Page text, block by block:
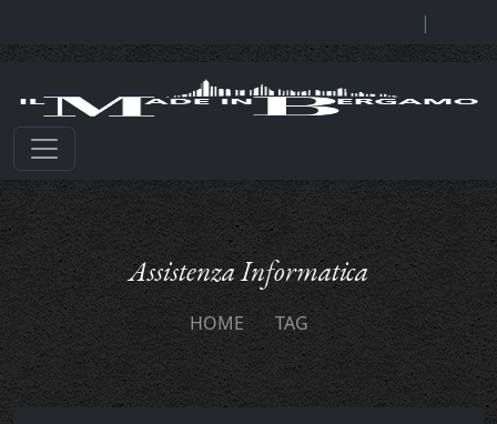
|
Assistenza Informatica
HOME TAG